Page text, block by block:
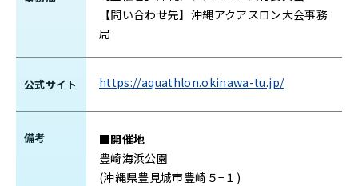
【問い合わせ先】沖縄アクアスロン大会事務
局
公式サイト https://aquathlon.okinawa-tu.jp/
備考
■開催地
豊崎海浜公園
(沖縄県豊見城市豊崎５−１)